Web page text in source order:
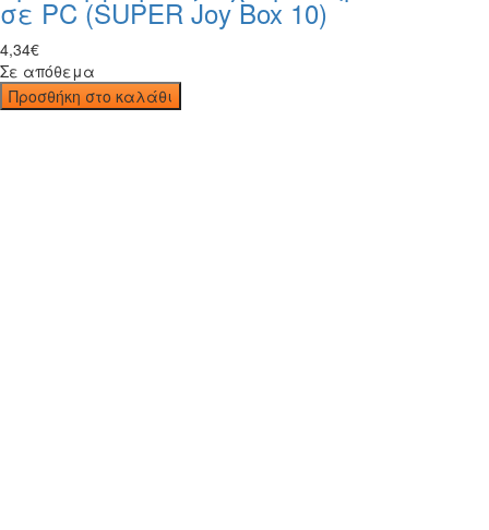
σε PC (SUPER Joy Box 10)
4,34€
Σε απόθεμα
Προσθήκη στο καλάθι